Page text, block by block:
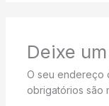
Deixe
O seu endereço
obrigatórios são